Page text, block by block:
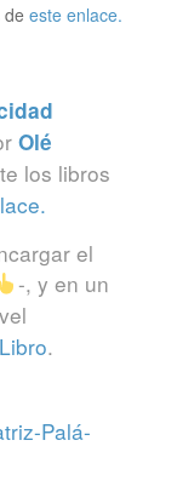
este enlace.
Olé
los libros
el
-, y en un
.